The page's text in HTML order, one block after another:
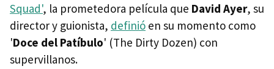
Squad', la prometedora película que David Ayer, su
director y guionista, definió en su momento como
'Doce del Patíbulo' (The Dirty Dozen) con
supervillanos.